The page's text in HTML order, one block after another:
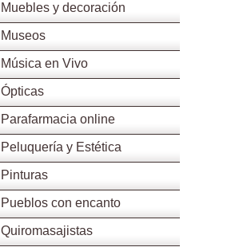
Muebles y decoración
Museos
Música en Vivo
Ópticas
Parafarmacia online
Peluquería y Estética
Pinturas
Pueblos con encanto
Quiromasajistas